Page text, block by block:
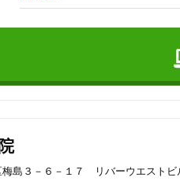
受付時間の特徴
梅島３－６－１７ リバーウエストビ